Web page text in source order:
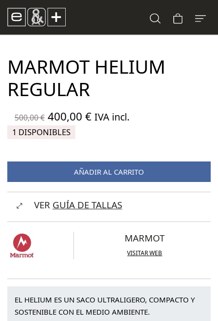
MARMOT HELIUM
REGULAR
500,00€ El
precio
era:
500,00 €.
400,00 €El
es:
400,00 €.
IVA incl.
1 DISPONIBLES
AÑADIR AL CARRITO
VER GUÍA DE TALLAS
MARMOT
VISITAR WEB
EL HELIUM ES UN SACO ULTRALIGERO, COMPACTO Y
SOSTENIBLE CON EL MEDIO AMBIENTE.